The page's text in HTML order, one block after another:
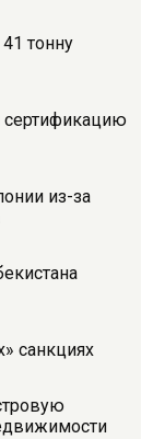
тонну
сертификацию
из-за
санкциях